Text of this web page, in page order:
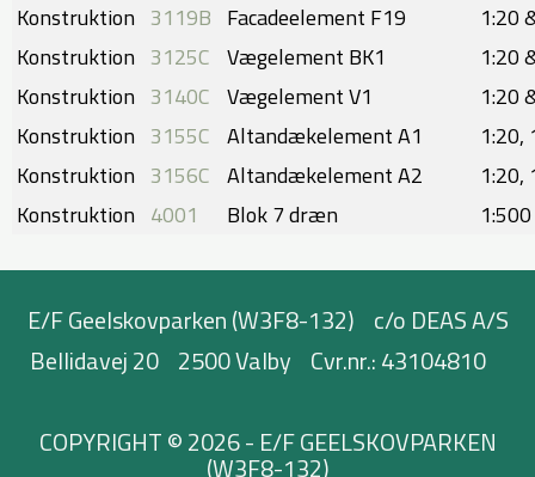
Konstruktion 3119B Facadeelement F19
1:20
Konstruktion 3125C Vægelement BK1
1:20
Konstruktion 3140C Vægelement V1
1:20
Konstruktion 3155C Altandækelement A1
1:20,
Konstruktion 3156C Altandækelement A2
​1:20,
Konstruktion 4001 Blok 7 dræn 1:500
E/F Geelskovparken (W3F8-132) c/o DEAS A/S
Bellidavej 20 2500 Valby Cvr.nr.: 43104810
COPYRIGHT © 2026 - E/F GEELSKOVPARKEN
(W3F8-132)